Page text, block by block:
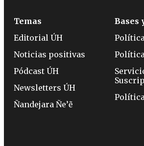
Temas
Editorial ÚH
Noticias positivas
Pódcast ÚH
Newsletters ÚH
Ñandejara Ñe’ẽ
Bases